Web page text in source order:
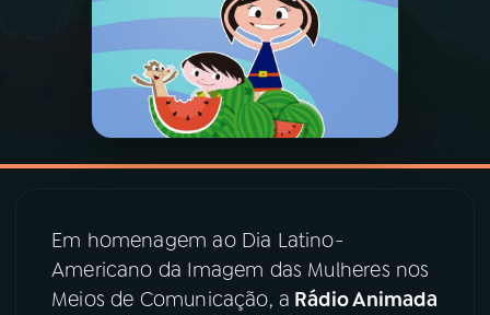
PROGRAMAS
PODCASTS
07ÚLTIMAS
Em homenagem ao Dia Latino-
Americano da Imagem das Mulheres nos
Meios de Comunicação, a Rádio Animada